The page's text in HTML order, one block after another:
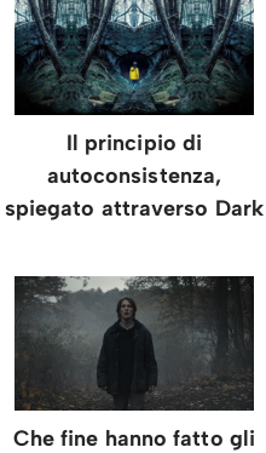
Il principio di
autoconsistenza,
spiegato attraverso Dark
Che fine hanno fatto gli